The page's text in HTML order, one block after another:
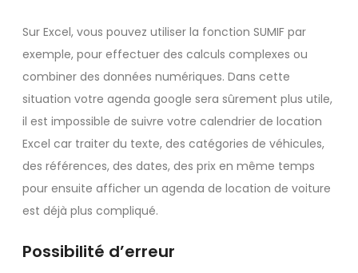
Sur Excel, vous pouvez utiliser la fonction SUMIF par
exemple, pour effectuer des calculs complexes ou
combiner des données numériques. Dans cette
situation votre agenda google sera sûrement plus utile,
il est impossible de suivre votre calendrier de location
Excel car traiter du texte, des catégories de véhicules,
des références, des dates, des prix en même temps
pour ensuite afficher un agenda de location de voiture
est déjà plus compliqué.
Possibilité d’erreur